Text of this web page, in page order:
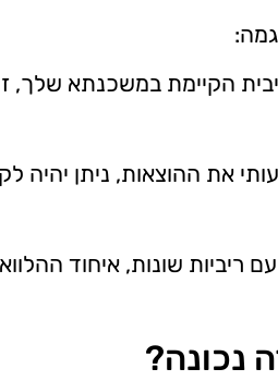
הקיימת במשכנתא שלך,
את ההוצאות, ניתן יהיה
שונות, איחוד
נכונה?